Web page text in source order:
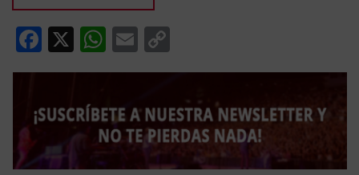
Facebook
X WhatsApp
Email
Copy
Link